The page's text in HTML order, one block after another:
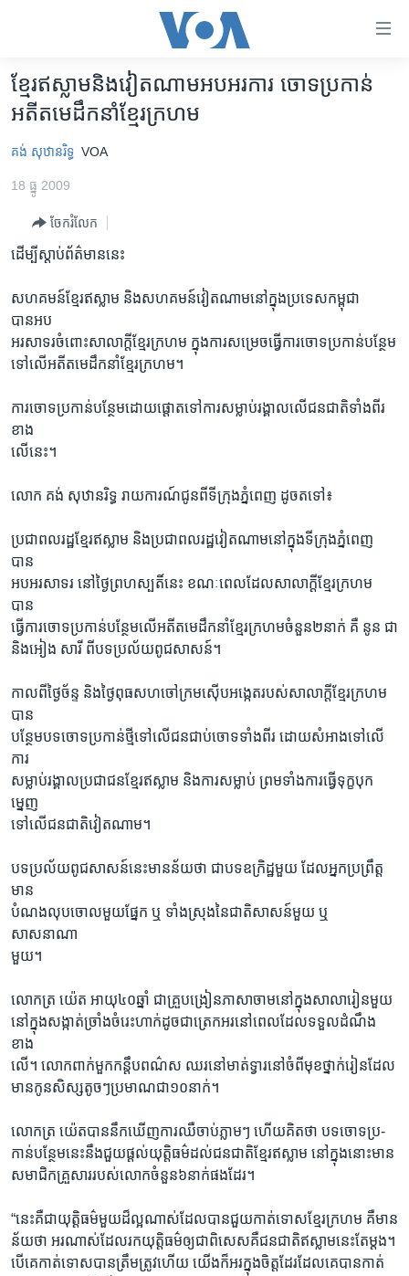
គេហទំព័រ​
ទាក់ទង
និង​
ទៅ​​
តែ​
រំលង​
និង​
ចូល​
ទៅ​
រចនា
សម្ព័ន្ធ​
រំលង​
ចូល​
កាន់​
ទំព័រ​
ស្វែង​
រក
កម្ពុជា
អាមេរិក
ចិន
ហេឡូវីអូអេ
កម្ពុជាច្នៃប្រតិដ្ឋ
ព្រឹត្តិការណ៍ព័ត៌មាន
ទូរទស្សន៍ / វីដេអូ​
វិទ្យុ / ផតខាសថ៍
Khmer English
បណ្តាញ​សង្គម
ខ្មែរឥស្លាមនិងវៀតណាមអបអរការ ចោទប្រកាន់
អតីតមេដឹកនាំខ្មែរក្រហម
គង់ សុឋានរិទ្ធ VOA
18 ធ្នូ 2009
ចែករំលែក
ដើម្បីស្តាប់ព័ត៌មាននេះ
សហគមន៍ខ្មែរឥស្លាម និងសហគមន៍វៀតណាមនៅក្នុងប្រទេសកម្ពុជា
បានអប
អរសាទរចំពោះសាលាក្ដីខ្មែរក្រហម ក្នុងការសម្រេចធ្វើការចោទប្រកាន់បន្ថែម
ទៅលើអតីតមេដឹកនាំខ្មែរក្រហម។
ការចោទប្រកាន់បន្ថែមដោយផ្ដោតទៅការសម្លាប់រង្គាលលើជនជាតិទាំងពីរ
ខាង
លើនេះ។
លោក គង់ សុឋានរិទ្ធ រាយការណ៍ជូនពីទីក្រុងភ្នំពេញ ដូចតទៅ៖
ប្រជាពលរដ្ឋខ្មែរឥស្លាម និងប្រជាពលរដ្ឋវៀតណាមនៅក្នុងទីក្រុងភ្នំពេញ
បាន
អបអរសាទរ នៅថ្ងៃព្រហស្បតិ៍នេះ ខណៈពេលដែលសាលាក្ដីខ្មែរក្រហម
បាន
ធ្វើការចោទប្រកាន់បន្ថែមលើអតីតមេដឹកនាំខ្មែរក្រហមចំនួន២នាក់ គឺ នូន ជា
និងអៀង សារី ពីបទប្រល័យពូជសាសន៍។
កាលពីថ្ងៃច័ន្ទ និងថ្ងៃពុធសហចៅក្រមស៊ើបអង្កេតរបស់សាលាក្ដីខ្មែរក្រហម
បាន
បន្ថែមបទចោទប្រកាន់ថ្មីទៅលើជនជាប់ចោទទាំងពីរ ដោយសំអាងទៅលើ
ការ
សម្លាប់រង្គាលប្រជាជនខ្មែរឥស្លាម និងការសម្លាប់ ព្រមទាំងការធ្វើទុក្ខបុក
ម្នេញ
ទៅលើជនជាតិវៀតណាម។
បទប្រល័យពូជសាសន៍នេះមានន័យថា ជាបទឧក្រិដ្ឋមួយ ដែលអ្នកប្រព្រឹត្ត
មាន
បំណងលុបចោលមួយផ្នែក ឬ ទាំងស្រុងនៃជាតិសាសន៍មួយ ឬ
សាសនាណា
មួយ។
លោកត្រ យ៉េត អាយុ៤០ឆ្នាំ ជាគ្រួបង្រៀនភាសាចាមនៅក្នុងសាលារៀនមួយ
នៅក្នុងសង្កាត់ច្រាំងចំរេះហាក់ដូចជាត្រេកអរនៅពេលដែលទទួលដំណឹង
ខាង
លើ។ លោកពាក់មួកកន្ដឹបពណ៌ស ឈរនៅមាត់ទ្វារនៅចំពីមុខថ្នាក់រៀនដែល
មានកូនសិស្សតូចៗប្រមាណជា១០នាក់។
លោកត្រ យ៉េតបាននឹកឃើញការឈឺចាប់ភ្លាមៗ ហើយគិតថា បទចោទប្រ-
កាន់បន្ថែមនេះនឹងជួយផ្ដល់យុត្តិធម៌ដល់ជនជាតិខ្មែរឥស្លាម នៅក្នុងនោះមាន
សមាជិកគ្រួសាររបស់លោកចំនួន៦នាក់ផងដែរ។
“នេះគឺជាយុត្តិធម៌មួយដ៏ល្អណាស់ដែលបានជួយកាត់ទោសខ្មែរក្រហម គឺមាន
ន័យថា អរណាស់ដែលរកយុត្តិធម៌ឲ្យជាពិសេសគឺជនជាតិឥស្លាមនេះតែម្ដង។
បើគេកាត់ទោសបានត្រឹមត្រូវហើយ យើងក៏អរក្នុងចិត្តដែរដែលគេបានកាត់